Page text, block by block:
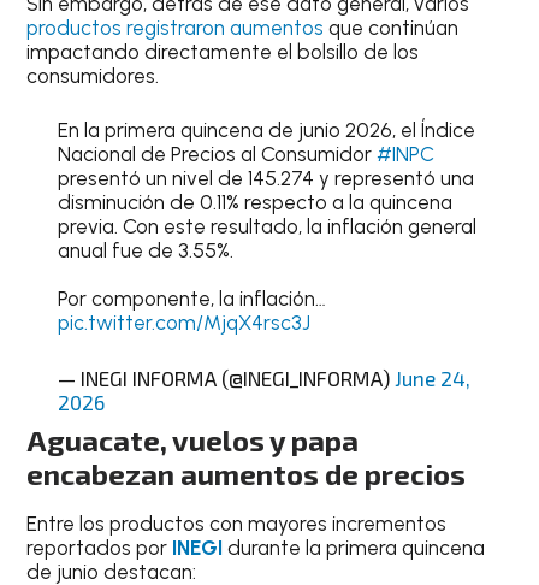
productos registraron aumentos que continúan
impactando directamente el bolsillo de los
consumidores.
En la primera quincena de junio 2026, el Índice
Nacional de Precios al Consumidor #INPC
presentó un nivel de 145.274 y representó una
disminución de 0.11% respecto a la quincena
previa. Con este resultado, la inflación general
anual fue de 3.55%.
Por componente, la inflación…
pic.twitter.com/MjqX4rsc3J
— INEGI INFORMA (@INEGI_INFORMA) June 24,
2026
Aguacate, vuelos y papa
encabezan aumentos de precios
Entre los productos con mayores incrementos
reportados por INEGI durante la primera quincena
de junio destacan: